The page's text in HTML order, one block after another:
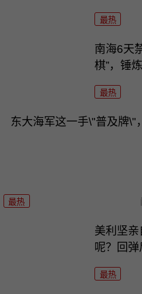
最热
南海6天
棋”，锤
最热
东大海军这一手\"普及牌\"
最热
美利坚
呢？回弹
最热